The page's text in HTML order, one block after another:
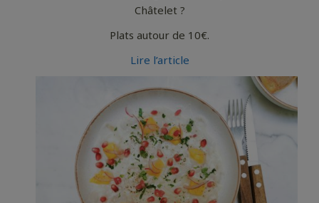
Châtelet ?
Plats autour de 10€.
Lire l’article